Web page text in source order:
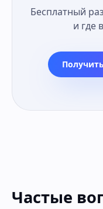
Бесплатный
и где
Частые